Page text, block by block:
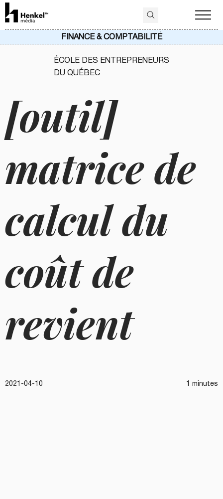
[outil]
matrice de
calcul du
coût de
revient
2021-04-10
ÉCOLE DES ENTREPRENEURS
DU QUÉBEC
1 minutes
FINANCE & COMPTABILITÉ